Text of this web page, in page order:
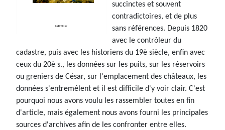
succinctes et souvent
contradictoires, et de plus
sans références. Depuis 1820
avec le contrôleur du
cadastre, puis avec les historiens du 19è siècle, enfin avec
ceux du 20è s., les données sur les puits, sur les réservoirs
ou greniers de César, sur l'emplacement des châteaux, les
données s'entremêlent et il est difficile d'y voir clair. C'est
pourquoi nous avons voulu les rassembler toutes en fin
d'article, mais également nous avons fourni les principales
sources d'archives afin de les confronter entre elles.